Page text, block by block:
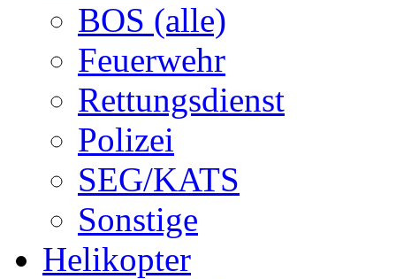
BOS (alle)
Feuerwehr
Rettungsdienst
Polizei
SEG/KATS
Sonstige
Helikopter